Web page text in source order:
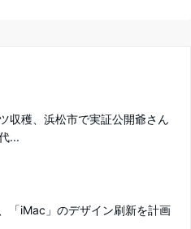
収穫、浜松市で実証公開爺さん
...
「iMac」のデザイン刷新を計画